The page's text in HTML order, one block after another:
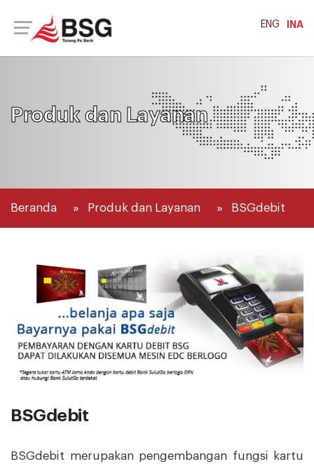
INA
ENG
Produk dan Layanan
Beranda Produk dan Layanan BSGdebit
BSGdebit
BSGdebit merupakan pengembangan fungsi kartu